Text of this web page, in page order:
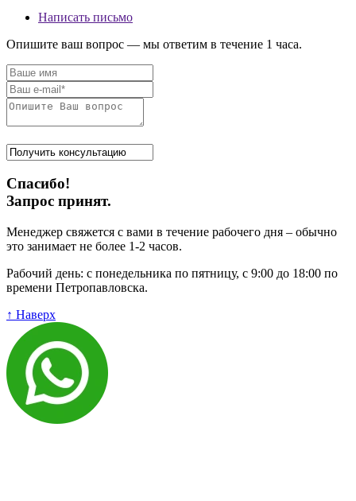
Написать письмо
Опишите ваш вопрос — мы ответим в течение 1 часа.
Спасибо!
Запрос принят.
Менеджер свяжется с вами в течение рабочего дня – обычно
это занимает не более 1-2 часов.
Рабочий день: с понедельника по пятницу, с 9:00 до 18:00 по
времени Петропавловска.
↑ Наверх